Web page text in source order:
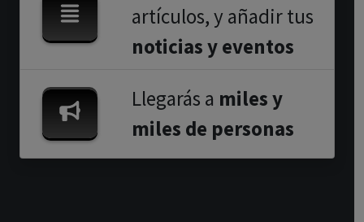
artículos, y añadir tus
noticias y eventos
Llegarás a miles y
miles de personas